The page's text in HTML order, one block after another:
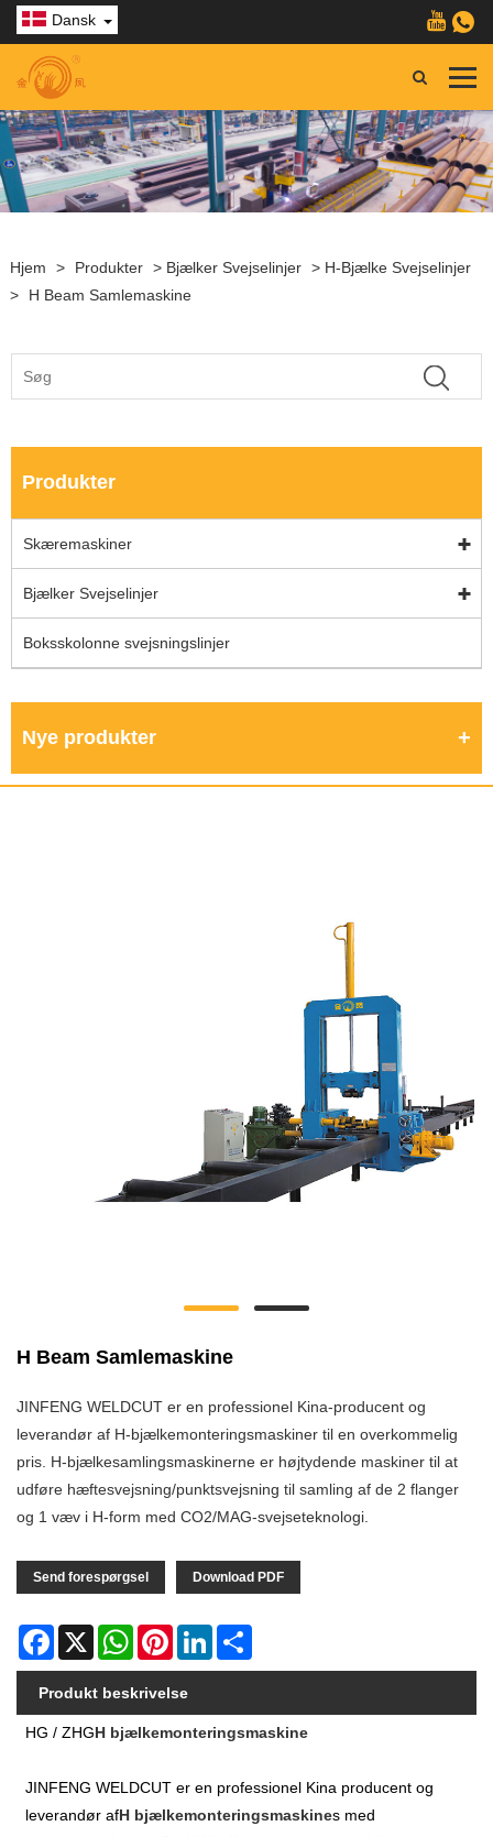
Dansk
Hjem > Produkter > Bjælker Svejselinjer > H-Bjælke Svejselinjer
>
H Beam Samlemaskine
Produkter
Skæremaskiner
Bjælker Svejselinjer
Boksskolonne svejsningslinjer
Nye produkter
H Beam Samlemaskine
JINFENG WELDCUT er en professionel Kina-producent og
leverandør af H-bjælkemonteringsmaskiner til en overkommelig
pris. H-bjælkesamlingsmaskinerne er højtydende maskiner til at
udføre hæftesvejsning/punktsvejsning til samling af de 2 flanger
og 1 væv i H-form med CO2/MAG-svejseteknologi.
Send forespørgsel Download PDF
Facebook
X WhatsAppPinterestLinkedIn
Produkt beskrivelse
HG / ZHGH bjælkemonteringsmaskine
JINFENG WELDCUT er en professionel Kina producent og
leverandør afH bjælkemonteringsmaskines med